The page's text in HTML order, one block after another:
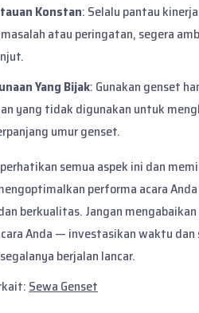
Konstan: Selalu pantau
atau peringatan, segera
Yang Bijak: Gunakan genset
yang tidak digunakan untuk
umur genset.
semua aspek ini dan
performa acara
berkualitas. Jangan
Anda — investasikan waktu
berjalan lancar.
Sewa Genset